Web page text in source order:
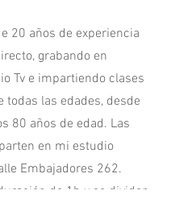
20 años de experiencia
grabando en
Tv e impartiendo clases
todas las edades, desde
80 años de edad. Las
en mi estudio
Embajadores 262.
de 1h y se dividen